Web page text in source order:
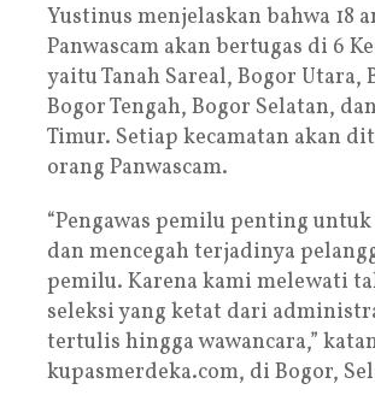
Yustinus menjelaskan bahwa 18
Panwascam akan bertugas di 6
yaitu Tanah Sareal, Bogor Utara,
Bogor Tengah, Bogor Selatan,
Timur. Setiap kecamatan akan
orang Panwascam.
“Pengawas pemilu penting
dan mencegah terjadinya
pemilu. Karena kami melewati
seleksi yang ketat dari
tertulis hingga wawancara,”
kupasmerdeka.com, di Bogor,